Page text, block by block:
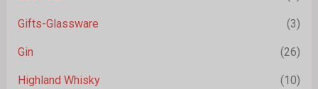
Gifts-Glassware (3)
Gin (26)
Highland Whisky (10)